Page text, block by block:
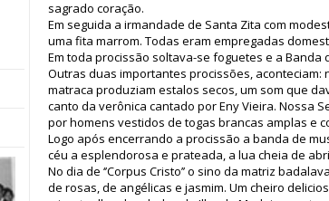
sagrado coração.
Em seguida a irmandade de Santa Zita com
uma fita marrom. Todas eram empregadas
Em toda procissão soltava-se foguetes e a Banda
Outras duas importantes procissões, aconteciam:
matraca produziam estalos secos, um som que
canto da verônica cantado por Eny Vieira. Nossa
por homens vestidos de togas brancas amplas e
Logo após encerrando a procissão a banda de
céu a esplendorosa e prateada, a lua cheia de
No dia de ‘’Corpus Cristo’’ o sino da matriz
de rosas, de angélicas e jasmim. Um cheiro